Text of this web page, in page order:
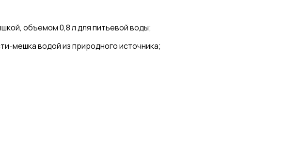
объемом 0,8 л для питьевой воды;
мешка водой из природного источника;